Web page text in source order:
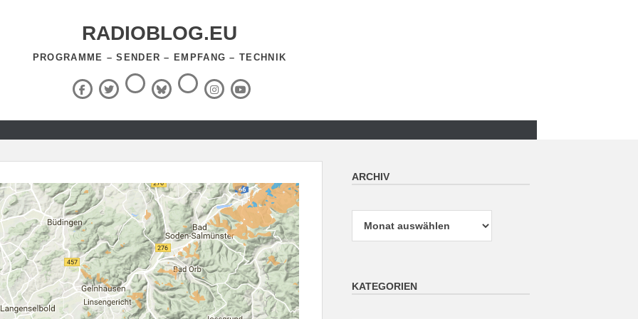
RADIOBLOG.EU
PROGRAMME – SENDER – EMPFANG – TECHNIK
Facebook
X
(Twitter)
ThreadsBlueSky
RSS-
Feed InstagramYouTube
ARCHIV
KATEGORIEN